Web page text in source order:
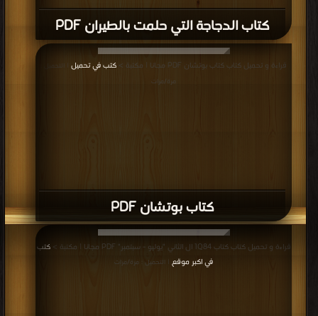
كتاب الدجاجة التي حلمت بالطيران PDF
كتاب بوتشان PDF
قراءة و تحميل كتاب كتاب بوتشان PDF مجانا | مكتبة > كتب في تحميل
| التحميل :
مرة/مرات
قراءة و تحميل كتاب كتاب 1Q84 ال الثاني "يوليو - سبتمبر" PDF مجانا | مكتبة >
كتب
في اكبر موقع
| التحميل : مرة/مرات